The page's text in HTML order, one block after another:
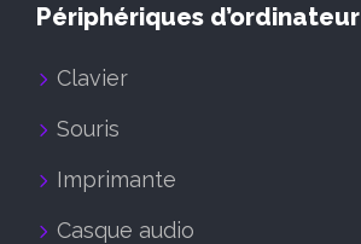
Périphériques d’ordinateur
Clavier
Souris
Imprimante
Casque audio